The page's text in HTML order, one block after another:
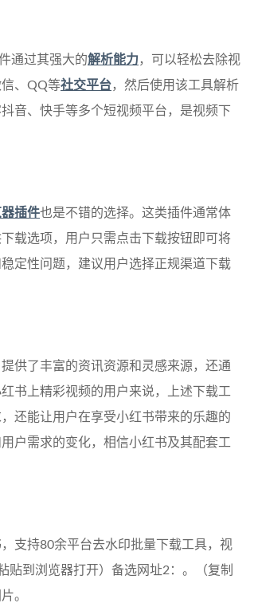
通过其强大的解析能力，可以轻松去除视
、QQ等社交平台，然后使用该工具解析
音、快手等多个短视频平台，是视频下
插件也是不错的选择。这类插件通常体
载选项，用户只需点击下载按钮即可将
定性问题，建议用户选择正规渠道下载
供了丰富的资讯资源和灵感来源，还通
书上精彩视频的用户来说，上述下载工
还能让用户在享受小红书带来的乐趣的
户需求的变化，相信小红书及其配套工
支持80余平台去水印批量下载工具，视
到浏览器打开）备选网址2：。（复制
。